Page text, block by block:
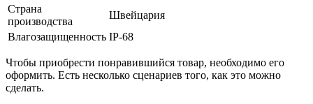
Страна
производства
Швейцария
Влагозащищенность IP-68
Чтобы приобрести понравившийся товар, необходимо его
оформить. Есть несколько сценариев того, как это можно
сделать.